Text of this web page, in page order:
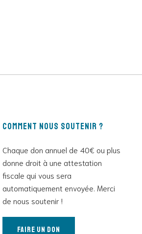
Comment nous soutenir ?
Chaque don annuel de 40€ ou plus
donne droit à une attestation
fiscale qui vous sera
automatiquement envoyée. Merci
de nous soutenir !
Faire un don